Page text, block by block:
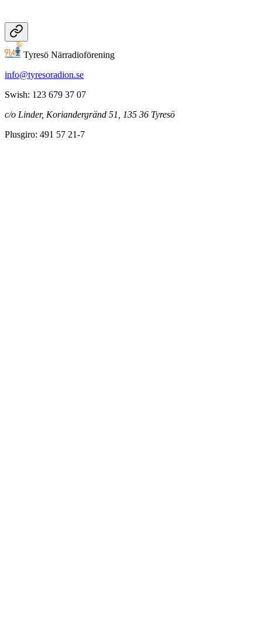
Tyresö Närradioförening
info@tyresoradion.se
Swish: 123 679 37 07
c/o Linder, Koriandergränd 51, 135 36 Tyresö
Plusgiro: 491 57 21-7